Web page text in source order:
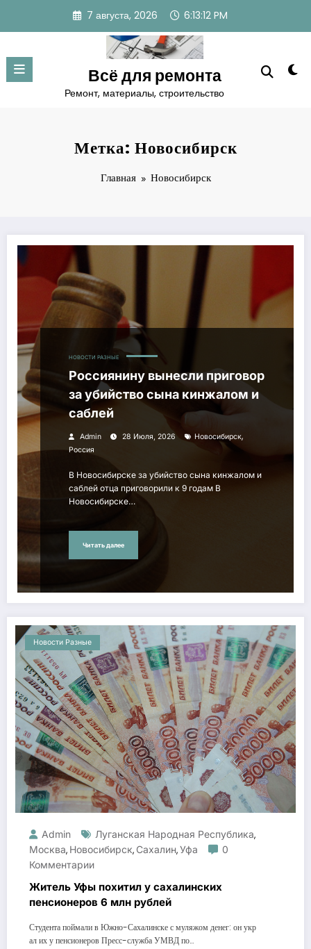
содержимому
7 августа, 2026 6:13:13 PM
Всё для ремонта
Ремонт, материалы, строительство
Метка: Новосибирск
Главная Новосибирск
НОВОСТИ РАЗНЫЕ
Россиянину вынесли приговор
за убийство сына кинжалом и
саблей
Admin 28 Июля, 2026 Новосибирск,
Россия
В Новосибирске за убийство сына кинжалом и
саблей отца приговорили к 9 годам В
Новосибирске…
Читать далее
Новости Разные
Admin Луганская Народная Республика,
Москва, Новосибирск, Сахалин,Уфа
0
Комментарии
Житель Уфы похитил у сахалинских
пенсионеров 6 млн рублей
Студента поймали в Южно-Сахалинске с муляжом денег: он укр
ал их у пенсионеров Пресс-служба УМВД по…